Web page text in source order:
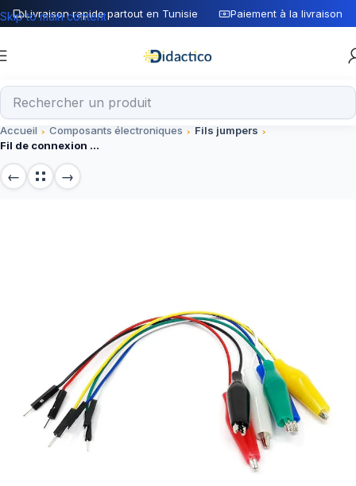
Livraison rapide partout en Tunisie Paiement à la livraison
Skip to main content
Accueil Composants électroniques
Fils jumpers
Fil de connexion 30 cm pince crocodile vers fil connecteur male